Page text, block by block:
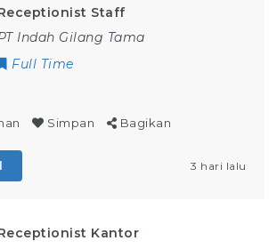
Staff
Indah Gilang Tama
Full Time
Simpan Bagikan
3 hari lalu
Kantor